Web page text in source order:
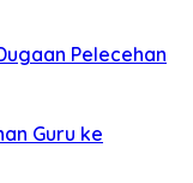
Pelecehan
Guru ke